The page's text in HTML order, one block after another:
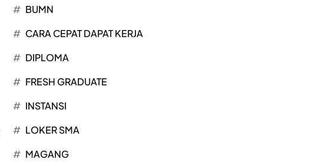
BUMN
CARA CEPAT DAPAT KERJA
DIPLOMA
FRESH GRADUATE
INSTANSI
LOKER SMA
MAGANG